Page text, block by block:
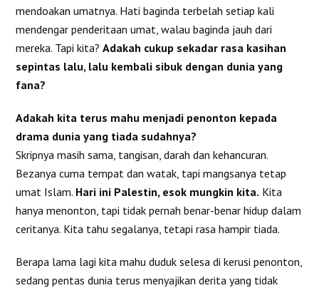
mendoakan umatnya. Hati baginda terbelah setiap kali
mendengar penderitaan umat, walau baginda jauh dari
mereka. Tapi kita?Adakah cukup sekadar rasa kasihan
sepintas lalu, lalu kembali sibuk dengan dunia yang
fana?
Adakah kita terus mahu menjadi penonton kepada
drama dunia yang tiada sudahnya?
Skripnya masih sama, tangisan, darah dan kehancuran.
Bezanya cuma tempat dan watak, tapi mangsanya tetap
umat Islam. Hari ini Palestin, esok mungkin kita. Kita
hanya menonton, tapi tidak pernah benar-benar hidup dalam
ceritanya. Kita tahu segalanya, tetapi rasa hampir tiada.
Berapa lama lagi kita mahu duduk selesa di kerusi penonton,
sedang pentas dunia terus menyajikan derita yang tidak